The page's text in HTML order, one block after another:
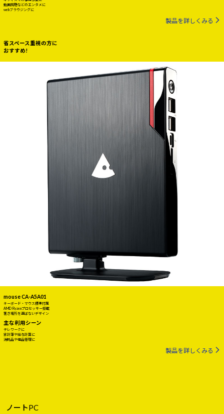
動画視聴などのエンタメに
webブラウジングに
製品を詳しくみる
省スペース重視の方に
おすすめ!
mouse CA-A5A01
キーボード・マウス標準付属
AMD Ryzenプロセッサー搭載
置き場所を選ばないデザイン
主な利用シーン
テレワークに
家計簿や給与計算に
消耗品や備品管理に
製品を詳しくみる
ノートPC